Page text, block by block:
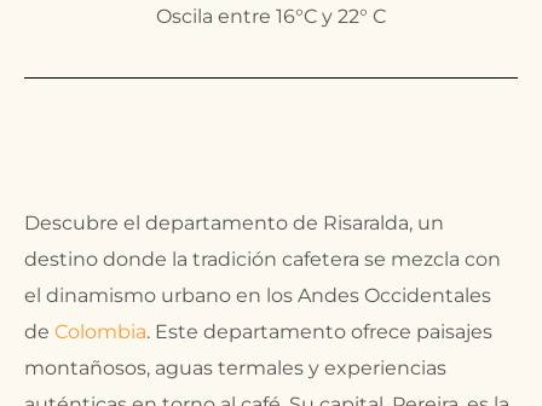
Descubre el departamento de Risaralda, un
destino donde la tradición cafetera se mezcla con
el dinamismo urbano en los Andes Occidentales
de Colombia. Este departamento ofrece paisajes
montañosos, aguas termales y experiencias
Oscila entre 16°C y 22° C